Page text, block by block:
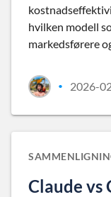
hvilken modell
markedsførere
• 2026-
Claude vs